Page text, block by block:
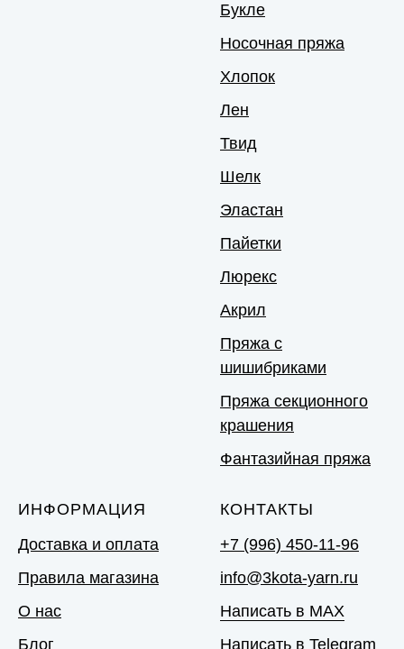
Букле
Носочная пряжа
Хлопок
Лен
Твид
Шелк
Эластан
Пайетки
Люрекс
Акрил
Пряжа с
шишибриками
Пряжа секционного
крашения
Фантазийная пряжа
ИНФОРМАЦИЯ
Доставка и оплата
Правила магазина
О нас
Блог
КОНТАКТЫ
+7 (996) 450-11-96
info@3kota-yarn.ru
Написать в MAX
Написать в Telegram